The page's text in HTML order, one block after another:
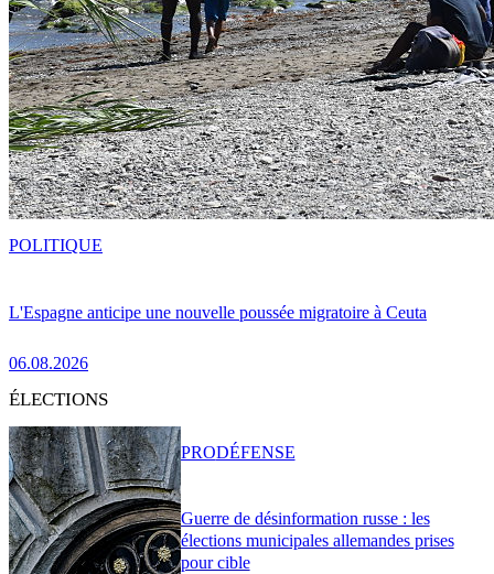
L'Espagne anticipe une nouvelle poussée migratoire à Ceuta
06.08.2026
POLITIQUE
ÉLECTIONS
Guerre de désinformation russe : les
élections municipales allemandes prises
pour cible
PRODÉFENSE